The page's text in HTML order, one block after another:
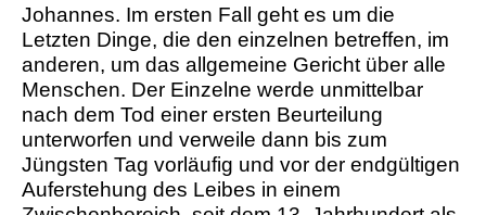
Johannes. Im ersten Fall geht es um die
Letzten Dinge, die den einzelnen betreffen, im
anderen, um das allgemeine Gericht über alle
Menschen. Der Einzelne werde unmittelbar
nach dem Tod einer ersten Beurteilung
unterworfen und verweile dann bis zum
Jüngsten Tag vorläufig und vor der endgültigen
Auferstehung des Leibes in einem